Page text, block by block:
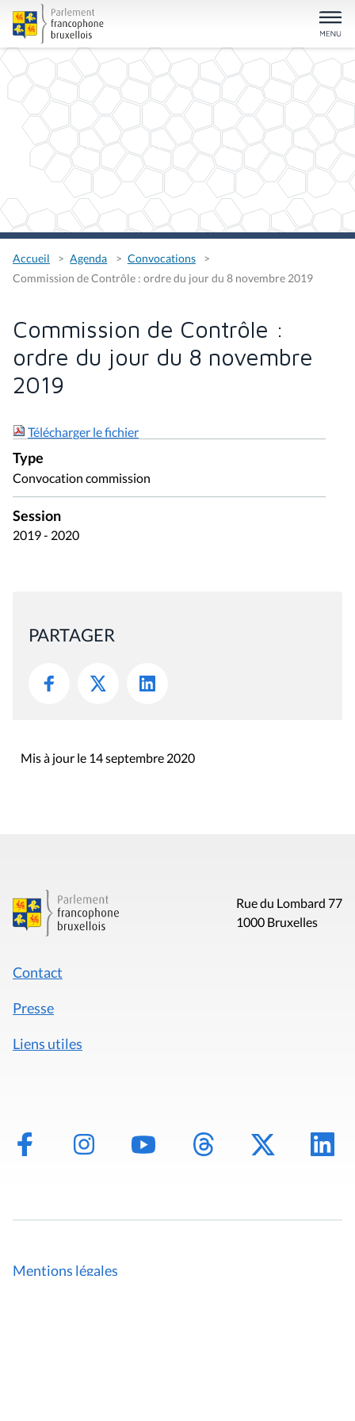
Accueil Agenda
Convocations
Commission de Contrôle : ordre du jour du 8 novembre 2019
Commission de Contrôle :
ordre du jour du 8 novembre
2019
Télécharger le fichier
Type
Convocation commission
Session
2019 - 2020
PARTAGER
Mis à jour le 14 septembre 2020
Rue du Lombard 77
1000 Bruxelles
Contact
Presse
Liens utiles
Mentions légales